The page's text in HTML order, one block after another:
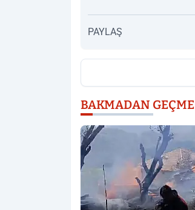
PAYLAŞ
BAKMADAN GEÇME